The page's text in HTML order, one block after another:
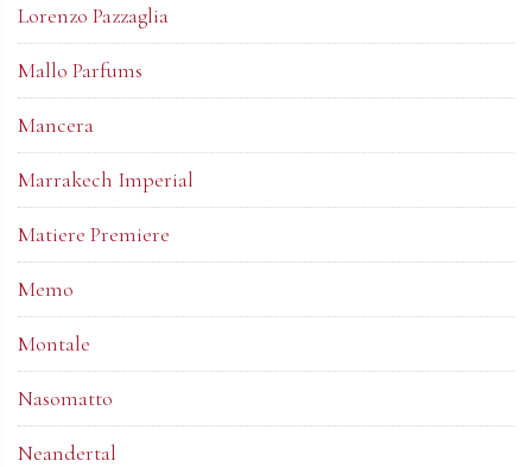
Lorenzo Pazzaglia
Mallo Parfums
Mancera
Marrakech Imperial
Matiere Premiere
Memo
Montale
Nasomatto
Neandertal